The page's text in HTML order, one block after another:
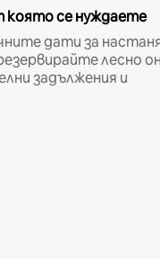
която се нуждаете
дати за
лесно
задължения и